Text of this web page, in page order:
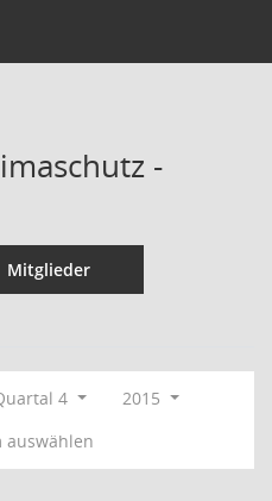
-
Mitglieder
4
2015
auswählen